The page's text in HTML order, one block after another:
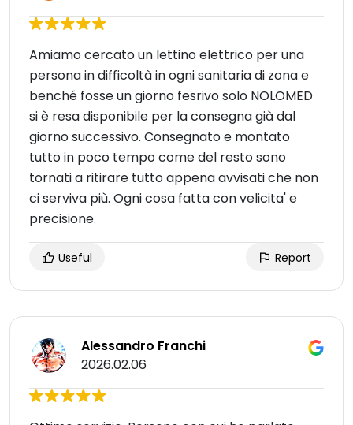
Amiamo cercato un lettino elettrico per una
persona in difficoltà in ogni sanitaria di zona e
benché fosse un giorno fesrivo solo NOLOMED
si è resa disponibile per la consegna già dal
giorno successivo. Consegnato e montato
tutto in poco tempo come del resto sono
tornati a ritirare tutto appena avvisati che non
ci serviva più. Ogni cosa fatta con velicita' e
precisione.
Useful Report
Alessandro Franchi
2026.02.06